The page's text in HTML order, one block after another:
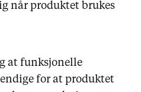
når produktet brukes
at funksjonelle
for at produktet